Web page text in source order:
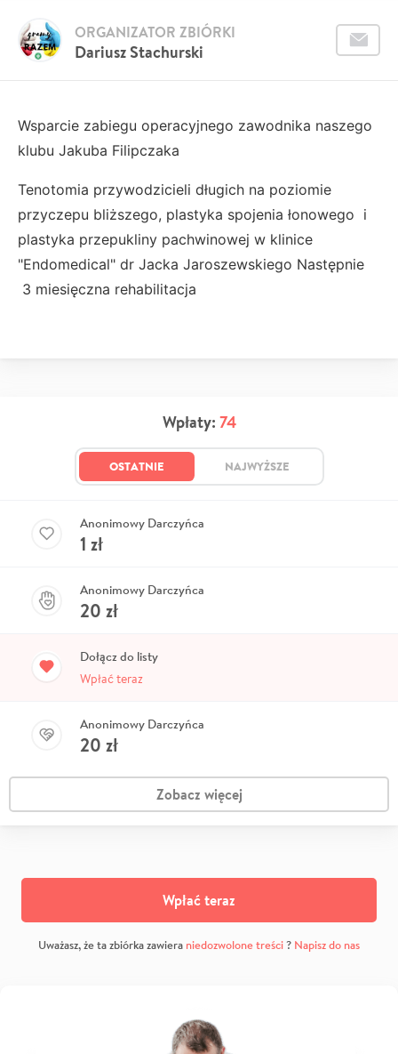
Dariusz Stachurski
ORGANIZATOR ZBIÓRKI
Wsparcie zabiegu operacyjnego zawodnika naszego
klubu Jakuba Filipczaka
Tenotomia przywodzicieli długich na poziomie
przyczepu bliższego, plastyka spojenia łonowego i
plastyka przepukliny pachwinowej w klinice
"Endomedical" dr Jacka Jaroszewskiego Następnie
3 miesięczna rehabilitacja
Wpłaty: 74
OSTATNIE NAJWYŻSZE
Anonimowy Darczyńca
1 zł
Anonimowy Darczyńca
20 zł
Dołącz do listy
Wpłać teraz
Anonimowy Darczyńca
20 zł
Zobacz więcej
Wpłać teraz
Uważasz, że ta zbiórka zawiera niedozwolone treści? Napisz do nas